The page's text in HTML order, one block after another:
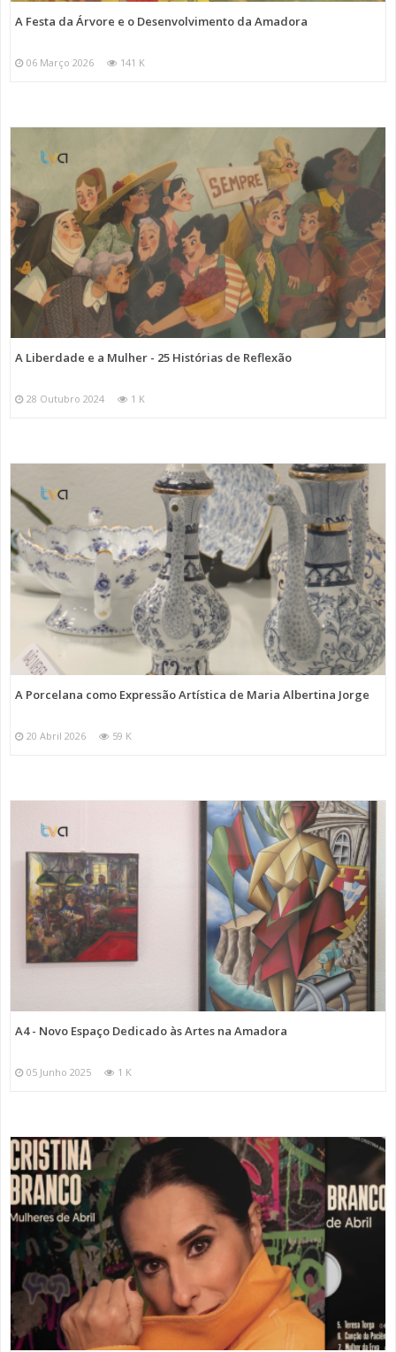
A Festa da Árvore e o Desenvolvimento da Amadora
06 Março 2026 141 K
A Liberdade e a Mulher - 25 Histórias de Reflexão
28 Outubro 2024 1 K
A Porcelana como Expressão Artística de Maria Albertina Jorge
20 Abril 2026 59 K
A4 - Novo Espaço Dedicado às Artes na Amadora
05 Junho 2025 1 K